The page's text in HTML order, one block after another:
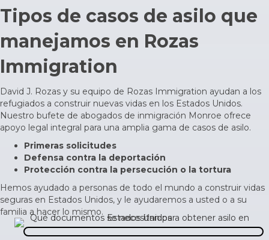
Tipos de casos de asilo que
manejamos en Rozas
Immigration
David J. Rozas y su equipo de Rozas Immigration ayudan a los
refugiados a construir nuevas vidas en los Estados Unidos.
Nuestro bufete de abogados de inmigración Monroe ofrece
apoyo legal integral para una amplia gama de casos de asilo.
Primeras solicitudes
Defensa contra la deportación
Protección contra la persecución o la tortura
Hemos ayudado a personas de todo el mundo a construir vidas
seguras en Estados Unidos, y le ayudaremos a usted o a su
familia a hacer lo mismo.